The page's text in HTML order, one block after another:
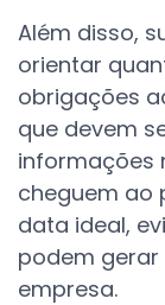
Além disso,
orientar
obrigações
que devem
informações
cheguem ao
data ideal,
podem
empresa.